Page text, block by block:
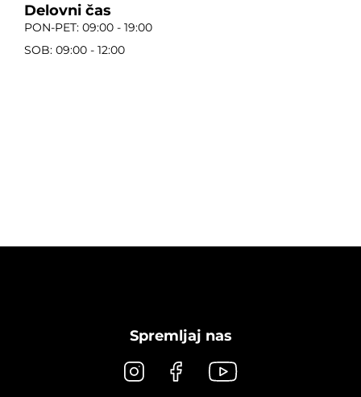
Delovni čas
PON-PET: 09:00 - 19:00
SOB: 09:00 - 12:00
Spremljaj nas